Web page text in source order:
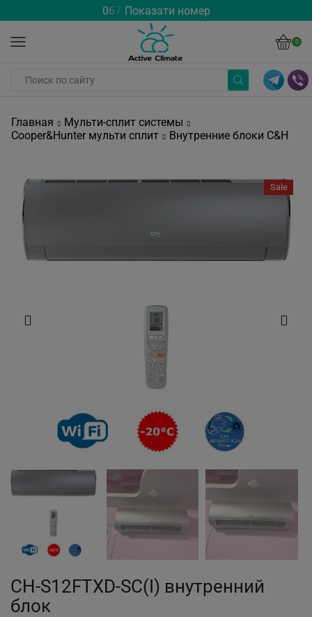
067 Показати номер
0
Главная
Мульти-сплит системы
Cooper&Hunter мульти сплит
Внутренние блоки C&H
Sale
CH-S12FTXD-SC(I) внутренний
блок